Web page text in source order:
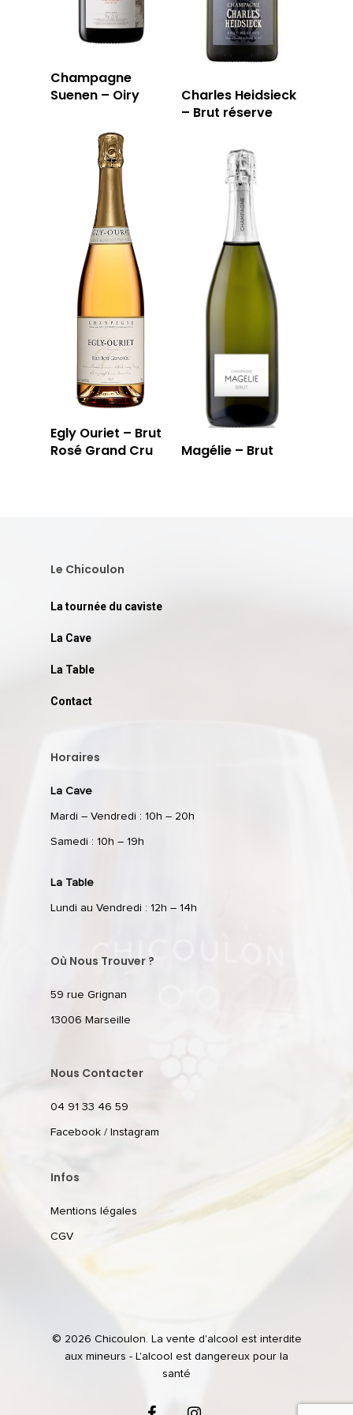
Champagne
Suenen – Oiry
Charles Heidsieck
– Brut réserve
Egly Ouriet – Brut
Rosé Grand Cru
Magélie – Brut
Le Chicoulon
La tournée du caviste
La Cave
La Table
Contact
Horaires
La Cave
Mardi – Vendredi : 10h – 20h
Samedi : 10h – 19h
La Table
Lundi au Vendredi : 12h – 14h
Où Nous Trouver ?
59 rue Grignan
13006 Marseille
Nous Contacter
04 91 33 46 59
Facebook / Instagram
Infos
Mentions légales
CGV
© 2026 Chicoulon. La vente d'alcool est interdite
aux mineurs - L'alcool est dangereux pour la
santé